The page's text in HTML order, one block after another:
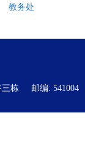
教务处
栋 邮编: 541004